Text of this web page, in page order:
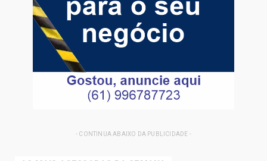
- CONTINUA ABAIXO DA PUBLICIDADE -